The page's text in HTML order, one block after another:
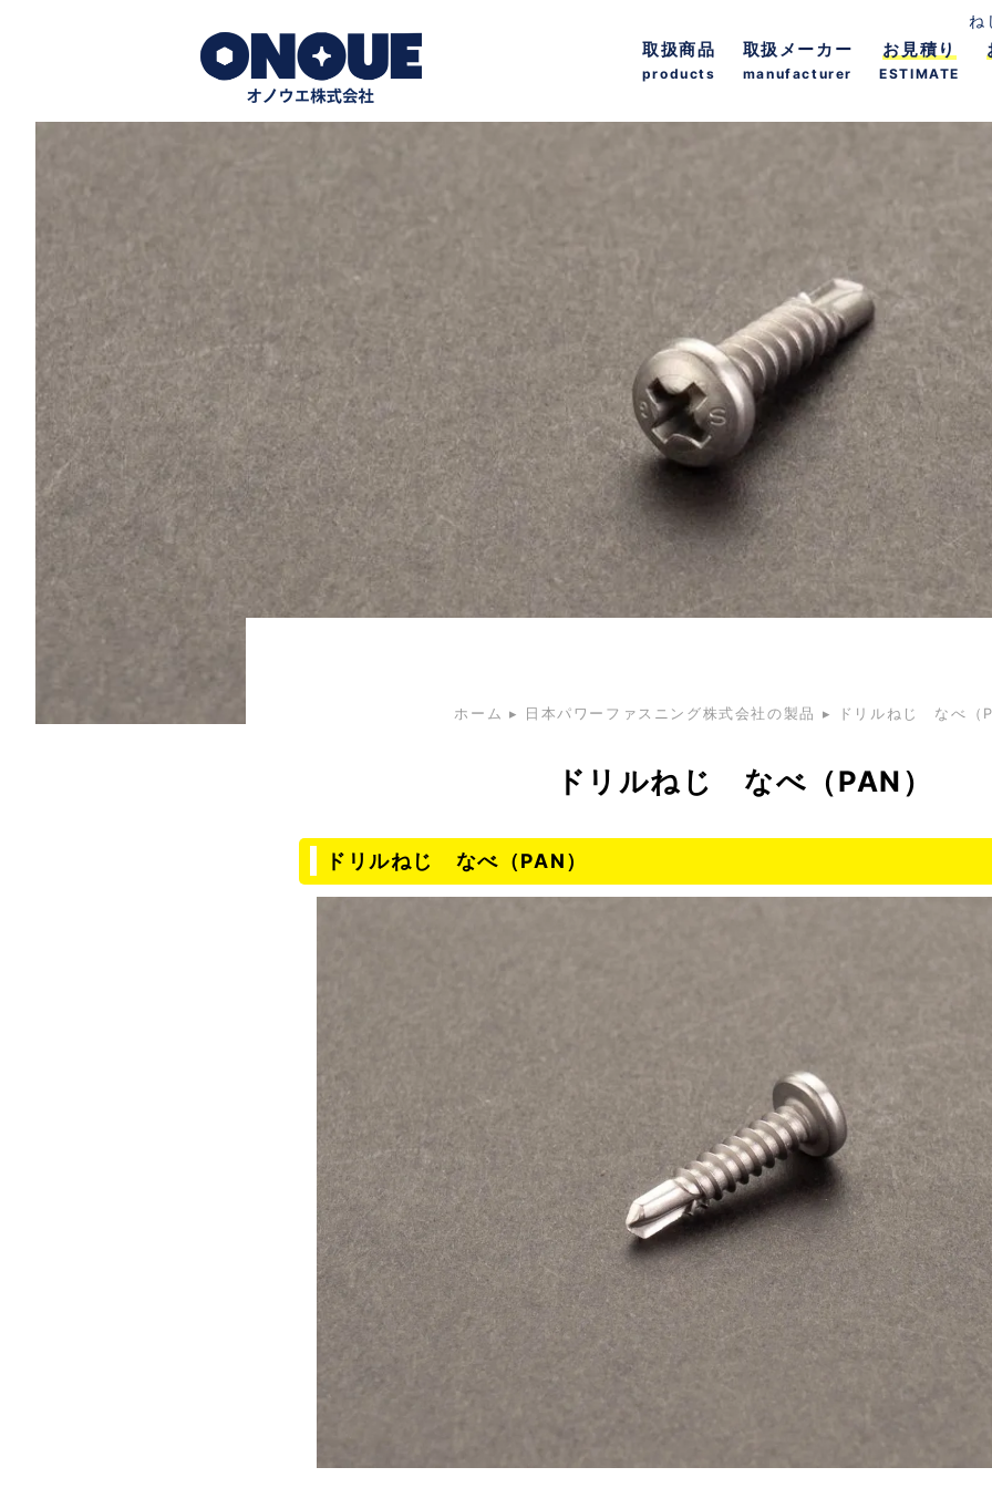
ね
取扱商品
products
取扱メーカー
manufacturer
お見積り
ESTIMATE
ホーム ▸ 日本パワーファスニング株式会社の製品 ▸ ドリルねじ なべ（
ドリルねじ なべ（PAN）
ドリルねじ なべ（PAN）